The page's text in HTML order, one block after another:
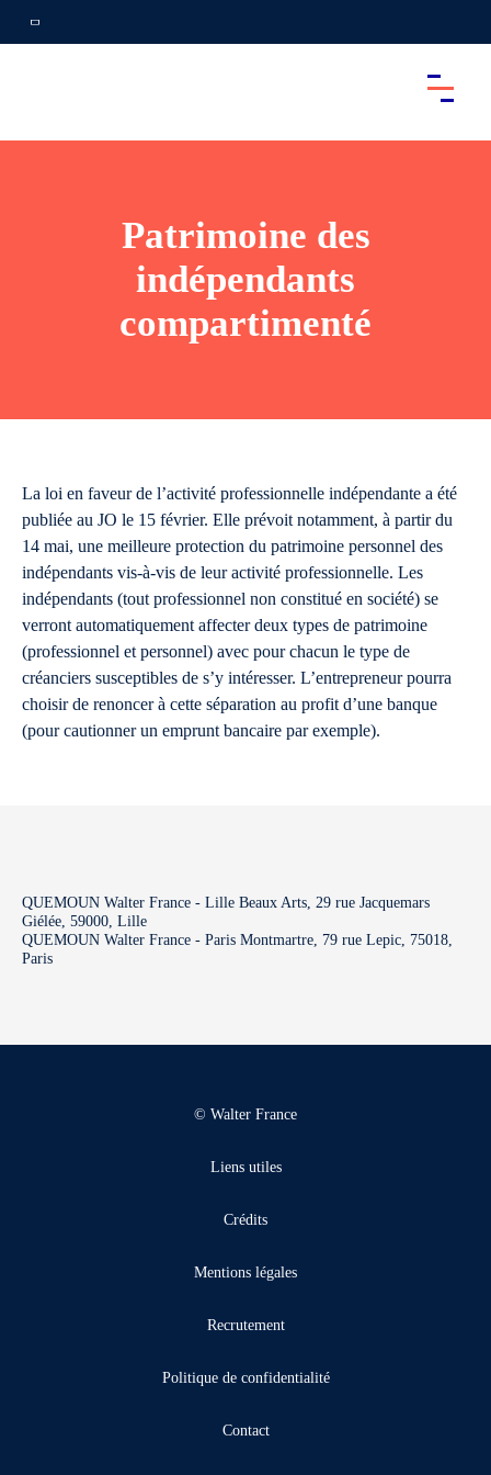
Patrimoine des
indépendants
compartimenté
La loi en faveur de l’activité professionnelle indépendante a été
publiée au JO le 15 février. Elle prévoit notamment, à partir du
14 mai, une meilleure protection du patrimoine personnel des
indépendants vis-à-vis de leur activité professionnelle. Les
indépendants (tout professionnel non constitué en société) se
verront automatiquement affecter deux types de patrimoine
(professionnel et personnel) avec pour chacun le type de
créanciers susceptibles de s’y intéresser. L’entrepreneur pourra
choisir de renoncer à cette séparation au profit d’une banque
(pour cautionner un emprunt bancaire par exemple).
QUEMOUN Walter France - Lille Beaux Arts, 29 rue Jacquemars
Giélée, 59000, Lille
QUEMOUN Walter France - Paris Montmartre, 79 rue Lepic, 75018,
Paris
© Walter France
Liens utiles
Crédits
Mentions légales
Recrutement
Politique de confidentialité
Contact